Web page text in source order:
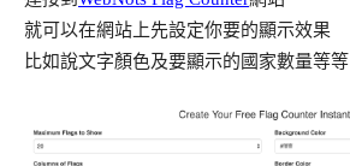
就可以在網站上先設定你要的顯示效果
比如說文字顏色及要顯示的國家數量等等